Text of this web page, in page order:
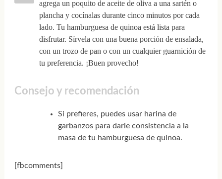
agrega un poquito de aceite de oliva a una sartén o
plancha y cocínalas durante cinco minutos por cada
lado. Tu hamburguesa de quinoa está lista para
disfrutar. Sírvela con una buena porción de ensalada,
con un trozo de pan o con un cualquier guarnición de
tu preferencia. ¡Buen provecho!
Consejo y recomendación
Si prefieres, puedes usar harina de
garbanzos para darle consistencia a la
masa de tu hamburguesa de quinoa.
[fbcomments]